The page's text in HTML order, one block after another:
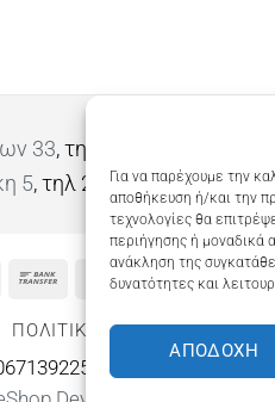
Για να παρέχουμε την
αποθήκευση ή/και την
τεχνολογίες θα
περιήγησης ή μοναδικά
ανάκληση της
δυνατότητες και
ΑΠΟΔΟΧΉ
33, τηλ 28210 91906
5, τηλ 28210 94712
Cash
Delivery
Google
ΠΟΛΙΤΙΚΉ ΑΠΟΡΡΉΤΟΥ –
ΔΟΥ:ΧΑΝΙΩΝ